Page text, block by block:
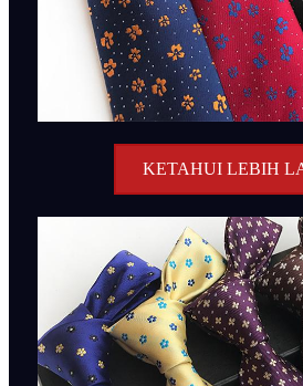
KETAHUI LEBIH